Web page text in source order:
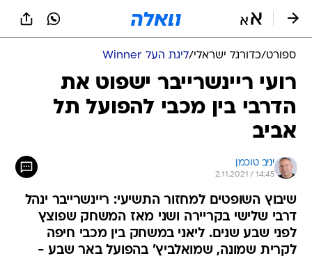
ספורט/כדורגל ישראלי/ליגת העל Winner
רועי ריינשרייבר ישפוט את
הדרבי בין מכבי להפועל תל
אביב
יניב טוכמן
2.11.2021 / 14:45
שיבוץ השופטים למחזור התשיעי: ריינשרייבר ינהל
דרבי שלישי בקריירה ושני מאז המשחק שפוצץ
לפני שבע שנים. ליאני במשחק בין מכבי חיפה
לקרית שמונה, שמואלביץ' בהפועל באר שבע -